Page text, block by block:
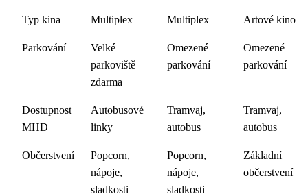
Typ kina Multiplex Multiplex Artové kino
Parkování
Velké
parkoviště
zdarma
Omezené
parkování
Omezené
parkování
Dostupnost
MHD
Autobusové
linky
Tramvaj,
autobus
Tramvaj,
autobus
Občerstvení
Popcorn,
nápoje,
sladkosti
Popcorn,
nápoje,
sladkosti
Základní
občerstvení